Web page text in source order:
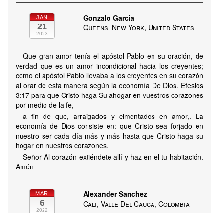
JAN
21
2023
Gonzalo Garcia
Queens, New York, United States
Que gran amor tenía el apóstol Pablo en su oración, de
verdad que es un amor incondicional hacia los creyentes;
como el apóstol Pablo llevaba a los creyentes en su corazón
al orar de esta manera según la economía De Dios. Efesios
3:17 para que Cristo haga Su ahogar en vuestros corazones
por medio de la fe,
a fin de que, arraigados y cimentados en amor,. La
economía de Dios consiste en: que Cristo sea forjado en
nuestro ser cada día más y más hasta que Cristo haga su
hogar en nuestros corazones.
Señor Al corazón extiéndete allí y haz en el tu habitación.
Amén
MAR
6
2022
Alexander Sanchez
Cali, Valle Del Cauca, Colombia